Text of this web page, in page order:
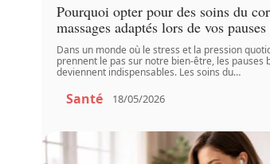
Pourquoi opter pour des soins du
massages adaptés lors de vos
Dans un monde où le stress et la pression
prennent le pas sur notre bien-être, les pauses
deviennent indispensables. Les soins du…
Santé 18/05/2026